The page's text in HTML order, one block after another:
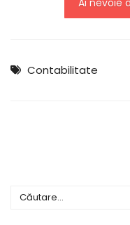
Ai nevoie
Contabilitate